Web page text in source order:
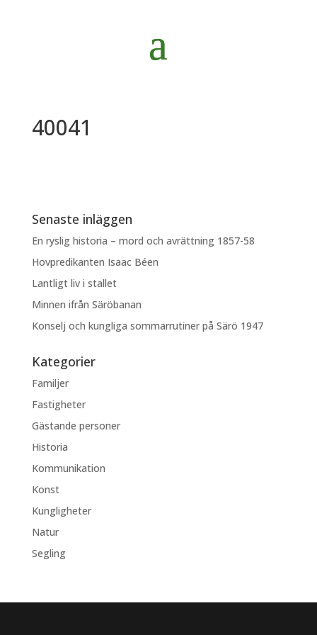
40041
Senaste inläggen
En ryslig historia – mord och avrättning 1857-58
Hovpredikanten Isaac Béen
Lantligt liv i stallet
Minnen ifrån Säröbanan
Konselj och kungliga sommarrutiner på Särö 1947
Kategorier
Familjer
Fastigheter
Gästande personer
Historia
Kommunikation
Konst
Kungligheter
Natur
Segling